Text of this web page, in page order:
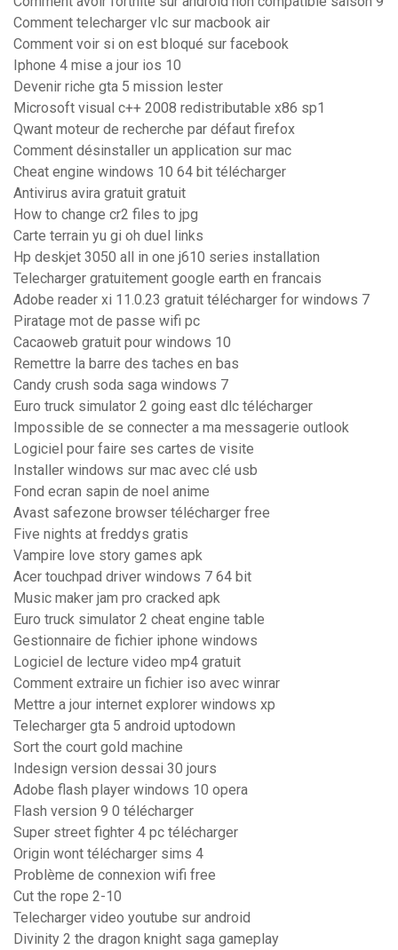
Comment telecharger vlc sur macbook air
Comment voir si on est bloqué sur facebook
Iphone 4 mise a jour ios 10
Devenir riche gta 5 mission lester
Microsoft visual c++ 2008 redistributable x86 sp1
Qwant moteur de recherche par défaut firefox
Comment désinstaller un application sur mac
Cheat engine windows 10 64 bit télécharger
Antivirus avira gratuit gratuit
How to change cr2 files to jpg
Carte terrain yu gi oh duel links
Hp deskjet 3050 all in one j610 series installation
Telecharger gratuitement google earth en francais
Adobe reader xi 11.0.23 gratuit télécharger for windows 7
Piratage mot de passe wifi pc
Cacaoweb gratuit pour windows 10
Remettre la barre des taches en bas
Candy crush soda saga windows 7
Euro truck simulator 2 going east dlc télécharger
Impossible de se connecter a ma messagerie outlook
Logiciel pour faire ses cartes de visite
Installer windows sur mac avec clé usb
Fond ecran sapin de noel anime
Avast safezone browser télécharger free
Five nights at freddys gratis
Vampire love story games apk
Acer touchpad driver windows 7 64 bit
Music maker jam pro cracked apk
Euro truck simulator 2 cheat engine table
Gestionnaire de fichier iphone windows
Logiciel de lecture video mp4 gratuit
Comment extraire un fichier iso avec winrar
Mettre a jour internet explorer windows xp
Telecharger gta 5 android uptodown
Sort the court gold machine
Indesign version dessai 30 jours
Adobe flash player windows 10 opera
Flash version 9 0 télécharger
Super street fighter 4 pc télécharger
Origin wont télécharger sims 4
Problème de connexion wifi free
Cut the rope 2-10
Telecharger video youtube sur android
Divinity 2 the dragon knight saga gameplay